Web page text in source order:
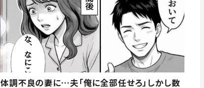
体調不良の妻に…夫「俺に全部任せろ」しかし数